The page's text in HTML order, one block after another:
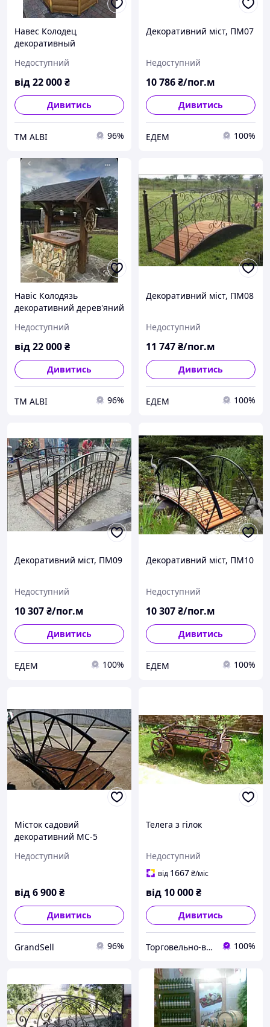
Навес Колодец
декоративный
Недоступний
від22 000₴
Дивитись
ТМ ALBI 96%
Декоративний міст, ПМ07
Недоступний
10 786₴/пог.м
Дивитись
ЕДЕМ 100%
Навіс Колодязь
декоративний дерев'яний
Недоступний
від22 000₴
Дивитись
ТМ ALBI 96%
Декоративний міст, ПМ08
Недоступний
11 747₴/пог.м
Дивитись
ЕДЕМ 100%
Декоративний міст, ПМ09
Недоступний
10 307₴/пог.м
Дивитись
ЕДЕМ 100%
Декоративний міст, ПМ10
Недоступний
10 307₴/пог.м
Дивитись
ЕДЕМ 100%
Місток садовий
декоративний МС-5
Недоступний
від6 900₴
Дивитись
GrandSell 96%
Телега з гілок
Недоступний
від 1667₴/міс
від 10 000₴
Дивитись
Торговельно-виробнича компанія "ДОМЗА" 100%